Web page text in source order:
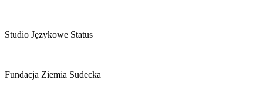
Studio Językowe Status
Fundacja Ziemia Sudecka